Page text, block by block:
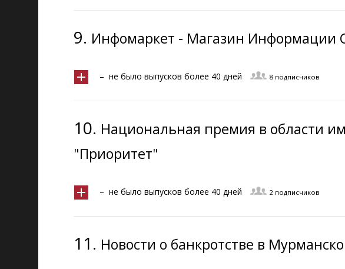
9. Инфомаркет - Магазин Информации
– не было выпусков более 40 дней 8 подписчиков
10. Национальная премия в области
"Приоритет"
– не было выпусков более 40 дней 2 подписчиков
11. Новости о банкротстве в